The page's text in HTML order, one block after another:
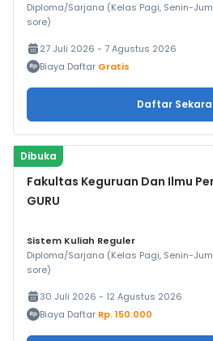
Diploma/Sarjana (Kelas Pagi, Senin-
sore)
27 Juli 2026 - 7 Agustus 2026
Biaya Daftar Gratis
Daftar
Dibuka
Fakultas Keguruan Dan Ilmu
GURU
Sistem Kuliah Reguler
Diploma/Sarjana (Kelas Pagi, Senin-
sore)
30 Juli 2026 - 12 Agustus 2026
Biaya Daftar Rp. 150.000